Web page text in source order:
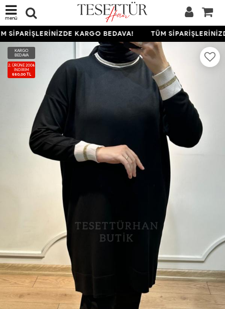
menü
SİPARİŞLERİNİZDE KARGO BEDAVA! TÜM
KARGO
BEDAVA
2. ÜRÜNE 200₺
İNDIRIM
550,00 TL